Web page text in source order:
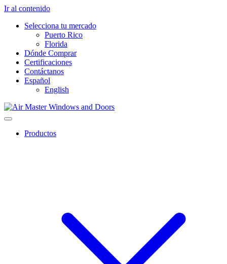
Ir al contenido
Selecciona tu mercado
Puerto Rico
Florida
Dónde Comprar
Certificaciones
Contáctanos
Español
English
Productos